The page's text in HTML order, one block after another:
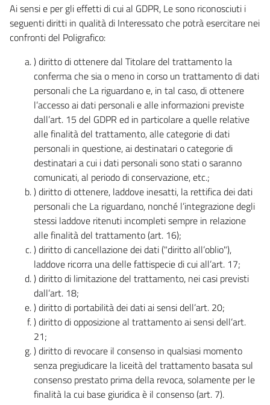
Ai sensi e per gli effetti di cui al GDPR, Le sono riconosciuti i
seguenti diritti in qualità di Interessato che potrà esercitare nei
confronti del Poligrafico:
) diritto di ottenere dal Titolare del trattamento la
conferma che sia o meno in corso un trattamento di dati
personali che La riguardano e, in tal caso, di ottenere
l’accesso ai dati personali e alle informazioni previste
dall’art. 15 del GDPR ed in particolare a quelle relative
alle finalità del trattamento, alle categorie di dati
personali in questione, ai destinatari o categorie di
destinatari a cui i dati personali sono stati o saranno
comunicati, al periodo di conservazione, etc.;
) diritto di ottenere, laddove inesatti, la rettifica dei dati
personali che La riguardano, nonché l’integrazione degli
stessi laddove ritenuti incompleti sempre in relazione
alle finalità del trattamento (art. 16);
) diritto di cancellazione dei dati ("diritto all’oblio"),
laddove ricorra una delle fattispecie di cui all’art. 17;
) diritto di limitazione del trattamento, nei casi previsti
dall’art. 18;
) diritto di portabilità dei dati ai sensi dell’art. 20;
) diritto di opposizione al trattamento ai sensi dell’art.
21;
) diritto di revocare il consenso in qualsiasi momento
senza pregiudicare la liceità del trattamento basata sul
consenso prestato prima della revoca, solamente per le
finalità la cui base giuridica è il consenso (art. 7).